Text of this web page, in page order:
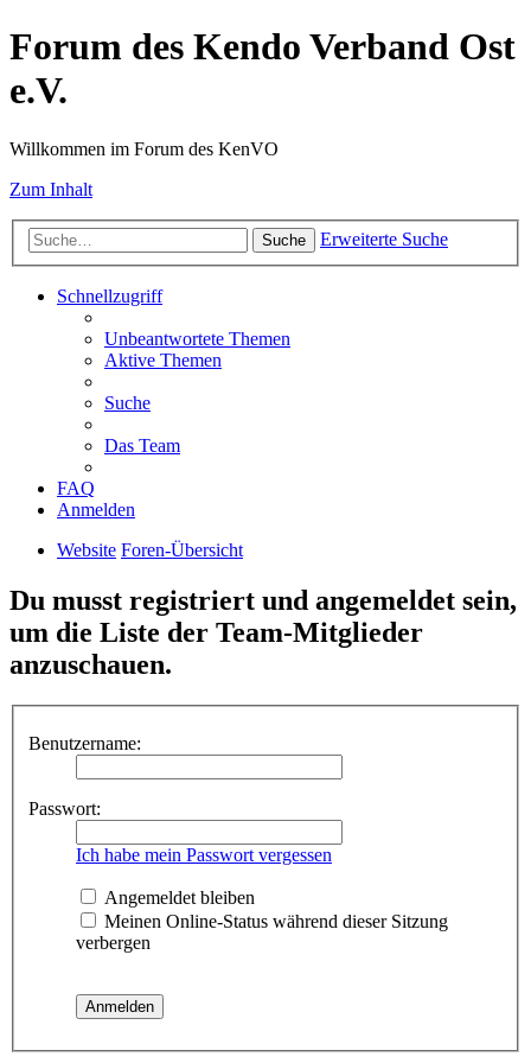
Forum des Kendo Verband Ost
e.V.
Willkommen im Forum des KenVO
Zum Inhalt
Suche Erweiterte Suche
Schnellzugriff
Unbeantwortete Themen
Aktive Themen
Suche
Das Team
FAQ
Anmelden
Website Foren-Übersicht
Du musst registriert und angemeldet sein,
um die Liste der Team-Mitglieder
anzuschauen.
Benutzername:
Passwort:
Ich habe mein Passwort vergessen
Angemeldet bleiben
Meinen Online-Status während dieser Sitzung
verbergen